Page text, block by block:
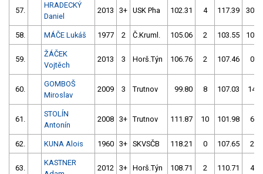
57.
HRADECKÝ
Daniel
2013 3+ USK Pha 102.31 4 117.39 302
58. MÁČE Lukáš 1977 2 Č.Kruml. 105.06 2 103.55 102
59.
ŽÁČEK
Vojtěch
2013 3 Horš.Týn 106.76 2 107.46 0
60.
GOMBOŠ
Miroslav
2009 3 Trutnov 99.80 8 107.03 14
61.
STOLÍN
Antonín
2008 3+ Trutnov 111.87 10 101.98 6
62. KUNA Alois 1960 3+ SKVSČB 118.21 0 107.65 2
63.
KASTNER
2012 3+ Horš.Týn 108.71 2 110.71 4